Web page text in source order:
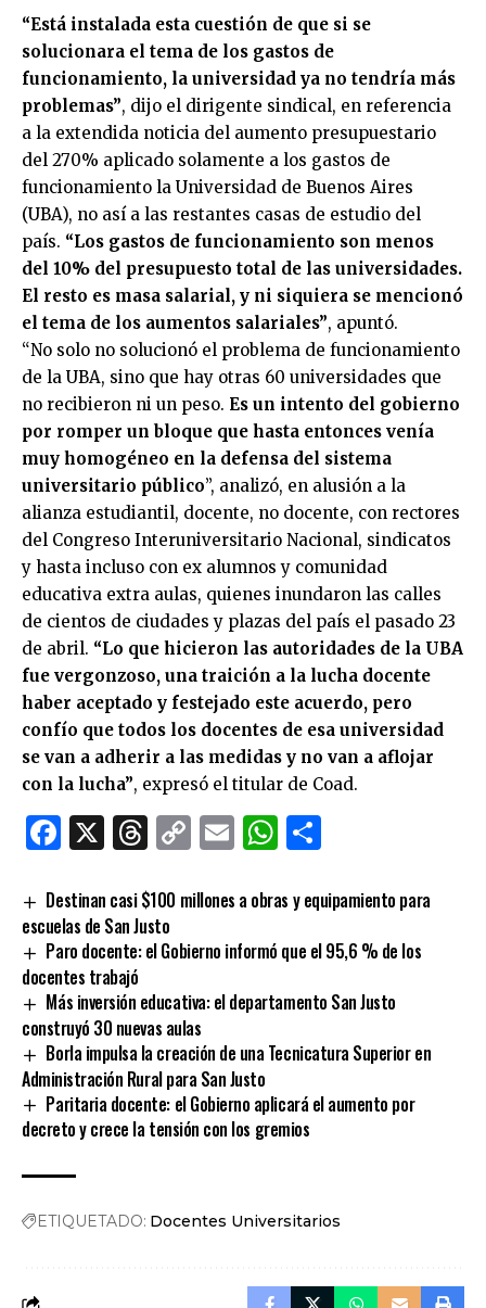
“Está instalada esta cuestión de que si se
solucionara el tema de los gastos de
funcionamiento, la universidad ya no tendría más
problemas”, dijo el dirigente sindical, en referencia
a la extendida noticia del aumento presupuestario
del 270% aplicado solamente a los gastos de
funcionamiento la Universidad de Buenos Aires
(UBA), no así a las restantes casas de estudio del
país. “Los gastos de funcionamiento son menos
del 10% del presupuesto total de las universidades.
El resto es masa salarial, y ni siquiera se mencionó
el tema de los aumentos salariales”, apuntó.
“No solo no solucionó el problema de funcionamiento
de la UBA, sino que hay otras 60 universidades que
no recibieron ni un peso. Es un intento del gobierno
por romper un bloque que hasta entonces venía
muy homogéneo en la defensa del sistema
universitario público”, analizó, en alusión a la
alianza estudiantil, docente, no docente, con rectores
del Congreso Interuniversitario Nacional, sindicatos
y hasta incluso con ex alumnos y comunidad
educativa extra aulas, quienes inundaron las calles
de cientos de ciudades y plazas del país el pasado 23
de abril. “Lo que hicieron las autoridades de la UBA
fue vergonzoso, una traición a la lucha docente
haber aceptado y festejado este acuerdo, pero
confío que todos los docentes de esa universidad
se van a adherir a las medidas y no van a aflojar
con la lucha”, expresó el titular de Coad.
Facebook
X Threads
CopyEmailWhatsApp
Destinan casi $100 millones a obras y equipamiento para
escuelas de San Justo
Paro docente: el Gobierno informó que el 95,6 % de los
docentes trabajó
Más inversión educativa: el departamento San Justo
construyó 30 nuevas aulas
Borla impulsa la creación de una Tecnicatura Superior en
Administración Rural para San Justo
Paritaria docente: el Gobierno aplicará el aumento por
decreto y crece la tensión con los gremios
ETIQUETADO: Docentes Universitarios